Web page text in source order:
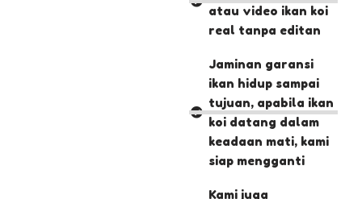
atau video ikan koi
real tanpa editan
Jaminan garansi
ikan hidup sampai
tujuan, apabila ikan
koi datang dalam
keadaan mati, kami
siap mengganti
Kami juga